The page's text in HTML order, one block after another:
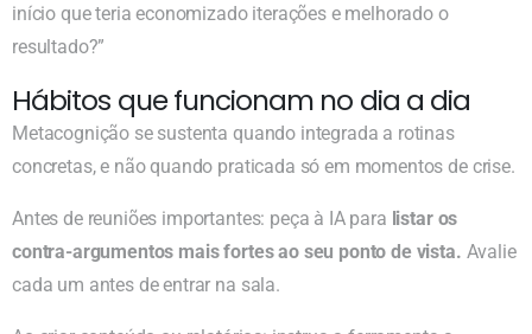
início que teria economizado iterações e melhorado o
resultado?”
Hábitos que funcionam no dia a dia
Metacognição se sustenta quando integrada a rotinas
concretas, e não quando praticada só em momentos de crise.
Antes de reuniões importantes: peça à IA para listar os
contra-argumentos mais fortes ao seu ponto de vista. Avalie
cada um antes de entrar na sala.